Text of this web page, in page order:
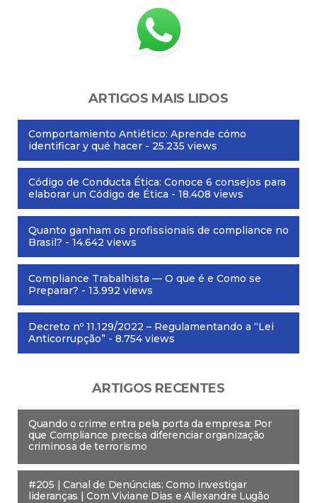
ARTIGOS MAIS LIDOS
Comportamiento Antiético: Aprende cómo
identificar y qué hacer - 25.235 views
Código de Conducta Ética: Conoce 6 consejos para
elaborar un Código de Ética - 18.408 views
Quanto ganham os profissionais de compliance no
Brasil? - 14.642 views
Compliance Trabalhista — O que é e Como se
Preparar? - 13.992 views
Decreto nº 11.129/2022 – Regulamentando a “Lei
Anticorrupção” - 8.754 views
ARTIGOS RECENTES
Quando o crime entra pela porta da empresa: Por
que Compliance precisa diferenciar organização
criminosa de terrorismo
#205 | Canal de Denúncias: Como investigar
lideranças | Com Viviane Dias e Allexandre Lugão